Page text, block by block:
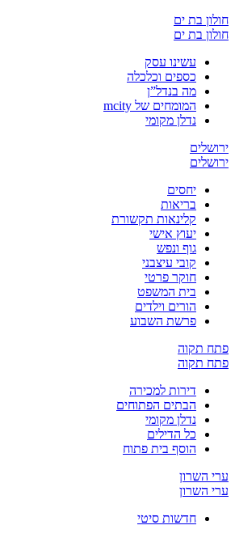
בת ים
בת ים
עשינו עסק
כספים וכלכלה
מה בנדל”ן
המומחים של mcity
נדלן מקומי
יחסים
בריאות
קלינאות תקשורת
יעוץ אישי
גוף ונפש
קובי עיצבני
חוקר פרטי
בית המשפט
הורים וילדים
פרשת השבוע
תקוה
תקוה
דירות למכירה
הבתים הפתוחים
נדלן מקומי
כל הדילים
הוסף בית פתוח
השרון
השרון
חדשות סיטי